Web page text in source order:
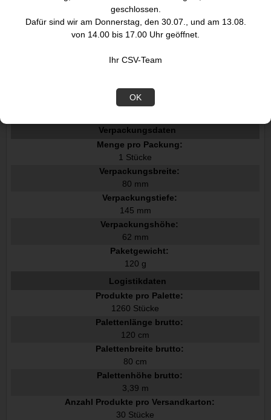
geschlossen.
Dafür sind wir am Donnerstag, den 30.07., und am 13.08.
von 14.00 bis 17.00 Uhr geöffnet.
Ihr CSV-Team
OK
EcoTank L555EcoTank L355EcoTank ET-4550EcoTank ET-4500
EcoTank ET-3600EcoTank ET-2650EcoTank ET-2600EcoTank E
T-2550EcoTank ET-2500EcoTank ET-16500EcoTank ET-14000
Grau
Ursprungsland:
Verpackungsdaten
Menge pro Packung:
1 Stücke
Verpackungsbreite:
80 mm
Verpackungstiefe:
145 mm
Verpackungshöhe:
62 mm
Paketgewicht:
120 g
Logistikdaten
Produkte pro Palette:
1260 Stücke
Palettenlänge brutto:
120 cm
Palettenbreite brutto:
80 cm
Palettenhöhe brutto:
3,39 m
Anzahl Produkte pro Versandkarton:
30 Stücke